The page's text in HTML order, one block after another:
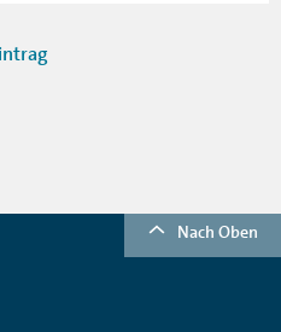
Nach Oben